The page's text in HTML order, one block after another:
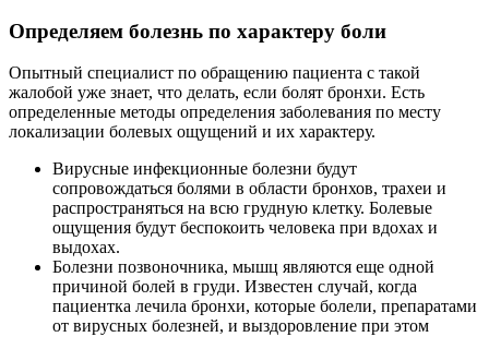
Определяем болезнь по характеру боли
Опытный специалист по обращению пациента с такой
жалобой уже знает, что делать, если болят бронхи. Есть
определенные методы определения заболевания по месту
локализации болевых ощущений и их характеру.
Вирусные инфекционные болезни будут
сопровождаться болями в области бронхов, трахеи и
распространяться на всю грудную клетку. Болевые
ощущения будут беспокоить человека при вдохах и
выдохах.
Болезни позвоночника, мышц являются еще одной
причиной болей в груди. Известен случай, когда
пациентка лечила бронхи, которые болели, препаратами
от вирусных болезней, и выздоровление при этом